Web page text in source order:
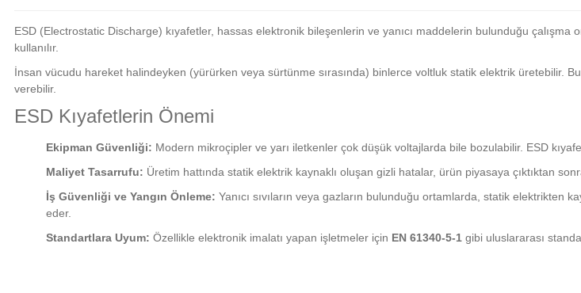
ESD (Electrostatic Discharge) kıyafetler, hassas elektronik bileşenlerin ve yanıcı maddelerin bulunduğu çalışma
kullanılır.
İnsan vücudu hareket halindeyken (yürürken veya sürtünme sırasında) binlerce voltluk statik elektrik üretebilir.
verebilir.
ESD Kıyafetlerin Önemi
Ekipman Güvenliği: Modern mikroçipler ve yarı iletkenler çok düşük voltajlarda bile bozulabilir. ESD
Maliyet Tasarrufu: Üretim hattında statik elektrik kaynaklı oluşan gizli hatalar, ürün piyasaya çıktıktan
İş Güvenliği ve Yangın Önleme: Yanıcı sıvıların veya gazların bulunduğu ortamlarda, statik elektrikten
eder.
Standartlara Uyum: Özellikle elektronik imalatı yapan işletmeler için EN 61340-5-1 gibi uluslararası